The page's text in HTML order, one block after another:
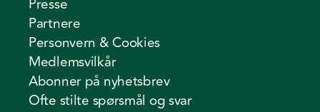
Partnere
Personvern & Cookies
Medlemsvilkår
Abonner på nyhetsbrev
Ofte stilte spørsmål og svar